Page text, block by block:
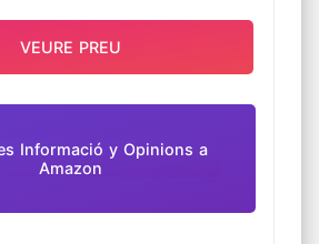
Informació y Opinions a
Amazon
VEURE PREU